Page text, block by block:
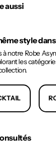
aussi
style
notre Robe
les